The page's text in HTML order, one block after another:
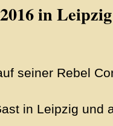
in Leipzig
seiner Rebel
in Leipzig und